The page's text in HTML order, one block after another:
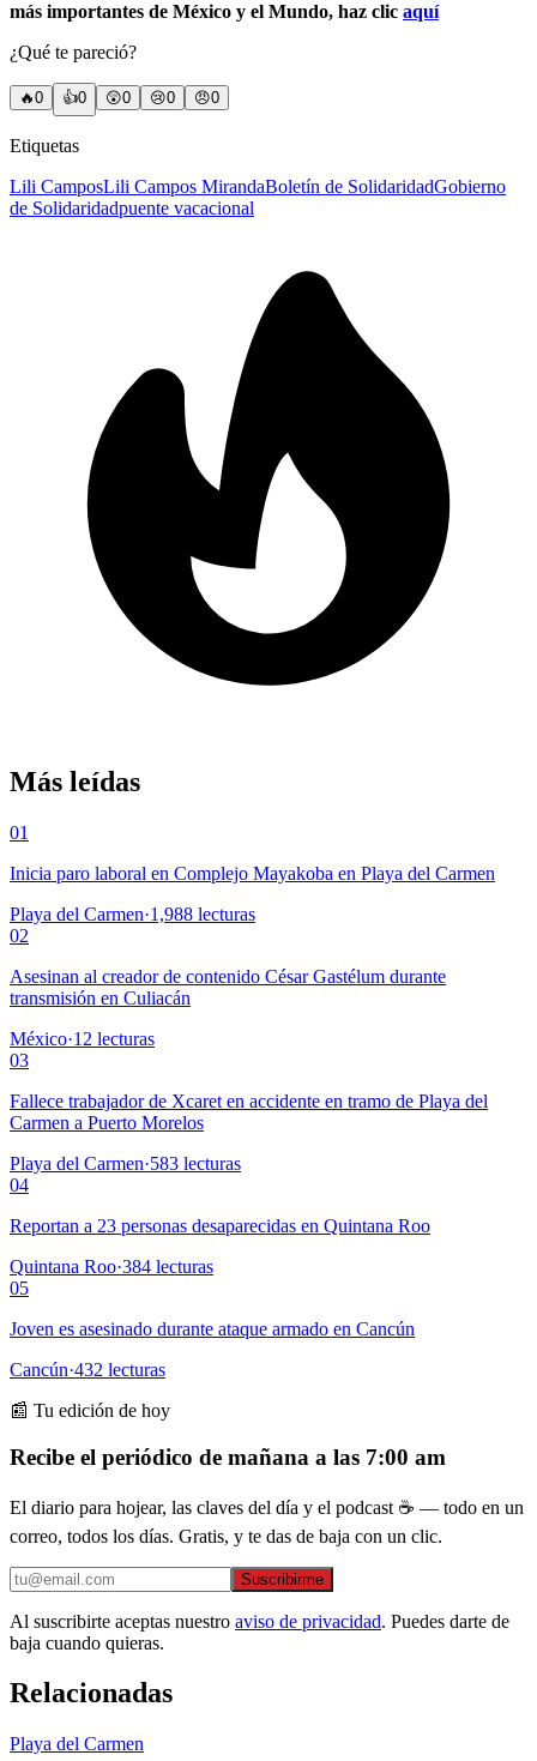
más importantes de México y el Mundo, haz clic aquí
¿Qué te pareció?
🔥0 👍0 😲0 😢0 😠0
Etiquetas
Lili CamposLili Campos MirandaBoletín de SolidaridadGobierno
de Solidaridadpuente vacacional
Más leídas
01
Inicia paro laboral en Complejo Mayakoba en Playa del Carmen
Playa del Carmen·1,988 lecturas
02
Asesinan al creador de contenido César Gastélum durante
transmisión en Culiacán
México·12 lecturas
03
Fallece trabajador de Xcaret en accidente en tramo de Playa del
Carmen a Puerto Morelos
Playa del Carmen·583 lecturas
04
Reportan a 23 personas desaparecidas en Quintana Roo
Quintana Roo·384 lecturas
05
Joven es asesinado durante ataque armado en Cancún
Cancún·432 lecturas
📰 Tu edición de hoy
Recibe el periódico de mañana a las 7:00 am
El diario para hojear, las claves del día y el podcast ☕ — todo en un
correo, todos los días. Gratis, y te das de baja con un clic.
Suscribirme
Al suscribirte aceptas nuestro aviso de privacidad. Puedes darte de
baja cuando quieras.
Relacionadas
Playa del Carmen